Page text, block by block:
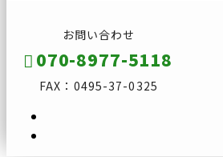
お問い合わせ
070-8977-5118
FAX：0495-37-0325